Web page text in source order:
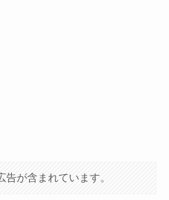
が含まれています。